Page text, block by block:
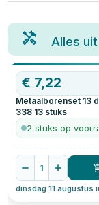
Alles
€ 7,22
Metaalborenset 13
338 13 stuks
2 stuks op
1
dinsdag 11 augustus